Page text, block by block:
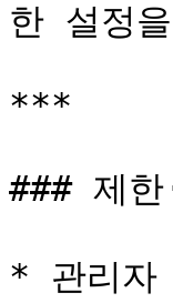
한 설정
***
### 제
* 관리자